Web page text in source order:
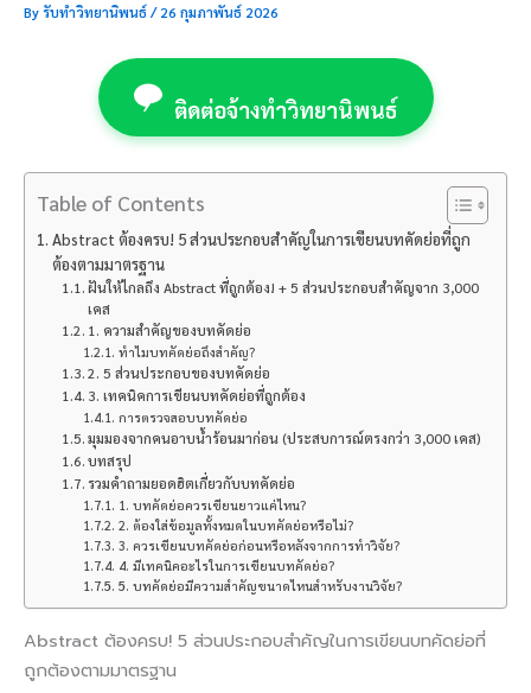
Byรับทำวิทยานิพนธ์/26 กุมภาพันธ์ 2026
ติดต่อจ้างทำวิทยานิพนธ์
Table of Contents
Abstract ต้องครบ! 5 ส่วนประกอบสำคัญในการเขียนบทคัดย่อที่ถูก
ต้องตามมาตรฐาน
ฝันให้ไกลถึง Abstract ที่ถูกต้อง! + 5 ส่วนประกอบสำคัญจาก 3,000
เคส
1. ความสำคัญของบทคัดย่อ
ทำไมบทคัดย่อถึงสำคัญ?
2. 5 ส่วนประกอบของบทคัดย่อ
3. เทคนิคการเขียนบทคัดย่อที่ถูกต้อง
การตรวจสอบบทคัดย่อ
มุมมองจากคนอาบน้ำร้อนมาก่อน (ประสบการณ์ตรงกว่า 3,000 เคส)
บทสรุป
รวมคำถามยอดฮิตเกี่ยวกับบทคัดย่อ
1. บทคัดย่อควรเขียนยาวแค่ไหน?
2. ต้องใส่ข้อมูลทั้งหมดในบทคัดย่อหรือไม่?
3. ควรเขียนบทคัดย่อก่อนหรือหลังจากการทำวิจัย?
4. มีเทคนิคอะไรในการเขียนบทคัดย่อ?
5. บทคัดย่อมีความสำคัญขนาดไหนสำหรับงานวิจัย?
Abstract ต้องครบ! 5 ส่วนประกอบสำคัญในการเขียนบทคัดย่อที่
ถูกต้องตามมาตรฐาน